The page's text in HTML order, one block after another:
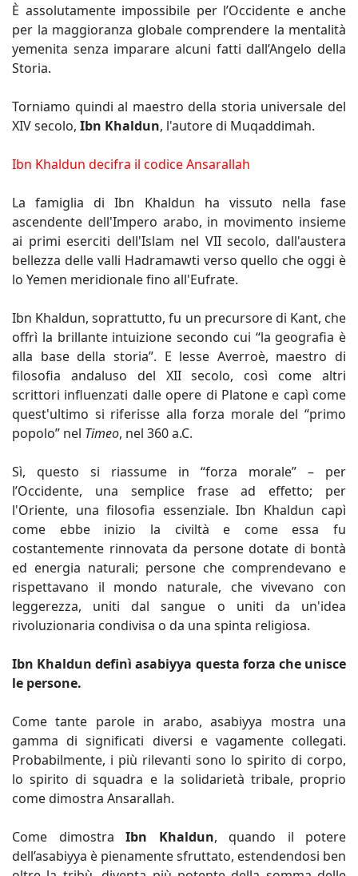
È assolutamente impossibile per l’Occidente e anche
per la maggioranza globale comprendere la mentalità
yemenita senza imparare alcuni fatti dall’Angelo della
Storia.
Torniamo quindi al maestro della storia universale del
XIV secolo, Ibn Khaldun, l'autore di Muqaddimah.
Ibn Khaldun decifra il codice Ansarallah
La famiglia di Ibn Khaldun ha vissuto nella fase
ascendente dell'Impero arabo, in movimento insieme
ai primi eserciti dell'Islam nel VII secolo, dall'austera
bellezza delle valli Hadramawti verso quello che oggi è
lo Yemen meridionale fino all'Eufrate.
Ibn Khaldun, soprattutto, fu un precursore di Kant, che
offrì la brillante intuizione secondo cui “la geografia è
alla base della storia”. E lesse Averroè, maestro di
filosofia andaluso del XII secolo, così come altri
scrittori influenzati dalle opere di Platone e capì come
quest'ultimo si riferisse alla forza morale del “primo
popolo” nel Timeo, nel 360 a.C.
Sì, questo si riassume in “forza morale” – per
l’Occidente, una semplice frase ad effetto; per
l'Oriente, una filosofia essenziale. Ibn Khaldun capì
come ebbe inizio la civiltà e come essa fu
costantemente rinnovata da persone dotate di bontà
ed energia naturali; persone che comprendevano e
rispettavano il mondo naturale, che vivevano con
leggerezza, uniti dal sangue o uniti da un'idea
rivoluzionaria condivisa o da una spinta religiosa.
Ibn Khaldun definì asabiyya questa forza che unisce
le persone.
Come tante parole in arabo, asabiyya mostra una
gamma di significati diversi e vagamente collegati.
Probabilmente, i più rilevanti sono lo spirito di corpo,
lo spirito di squadra e la solidarietà tribale, proprio
come dimostra Ansarallah.
Come dimostra Ibn Khaldun, quando il potere
dell’asabiyya è pienamente sfruttato, estendendosi ben